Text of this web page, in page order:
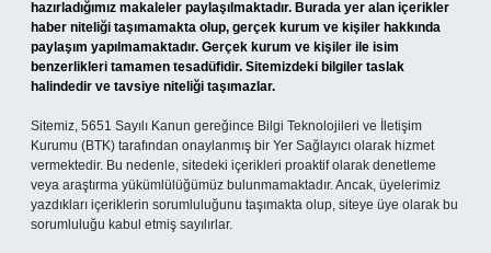
hazırladığımız makaleler paylaşılmaktadır. Burada yer alan içerikler
haber niteliği taşımamakta olup, gerçek kurum ve kişiler hakkında
paylaşım yapılmamaktadır. Gerçek kurum ve kişiler ile isim
benzerlikleri tamamen tesadüfidir. Sitemizdeki bilgiler taslak
halindedir ve tavsiye niteliği taşımazlar.
Sitemiz, 5651 Sayılı Kanun gereğince Bilgi Teknolojileri ve İletişim
Kurumu (BTK) tarafından onaylanmış bir Yer Sağlayıcı olarak hizmet
vermektedir. Bu nedenle, sitedeki içerikleri proaktif olarak denetleme
veya araştırma yükümlülüğümüz bulunmamaktadır. Ancak, üyelerimiz
yazdıkları içeriklerin sorumluluğunu taşımakta olup, siteye üye olarak bu
sorumluluğu kabul etmiş sayılırlar.